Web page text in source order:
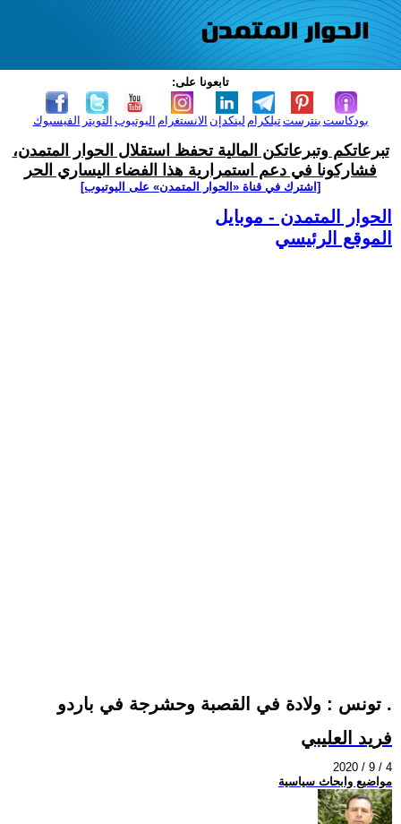
تابعونا على:
الفيسبوك التويتر اليوتيوب الانستغرام لينكدإن تيلكرامبنترست بودكاست
تبرعاتكم وتبرعاتكن المالية تحفظ استقلال الحوار المتمدن،
فشاركونا في دعم استمرارية هذا الفضاء اليساري الحر
[اشترك في قناة ‫«الحوار المتمدن» على اليوتيوب]
الحوار المتمدن - موبايل
الموقع الرئيسي
تونس : ولادة في القصبة وحشرجة في باردو .
فريد العليبي
2020 / 9 / 4
مواضيع وابحاث سياسية